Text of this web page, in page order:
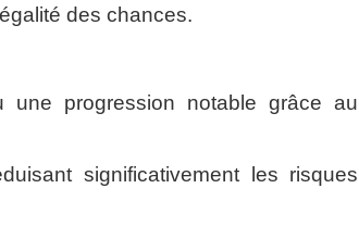
des chances.
progression notable grâce au
significativement les risques